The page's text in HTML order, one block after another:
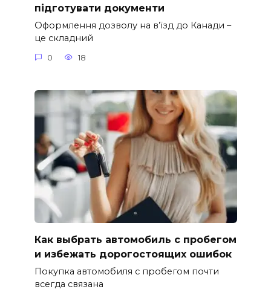
підготувати документи
Оформлення дозволу на в’їзд до Канади –
це складний
0 18
Как выбрать автомобиль с пробегом
и избежать дорогостоящих ошибок
Покупка автомобиля с пробегом почти
всегда связана